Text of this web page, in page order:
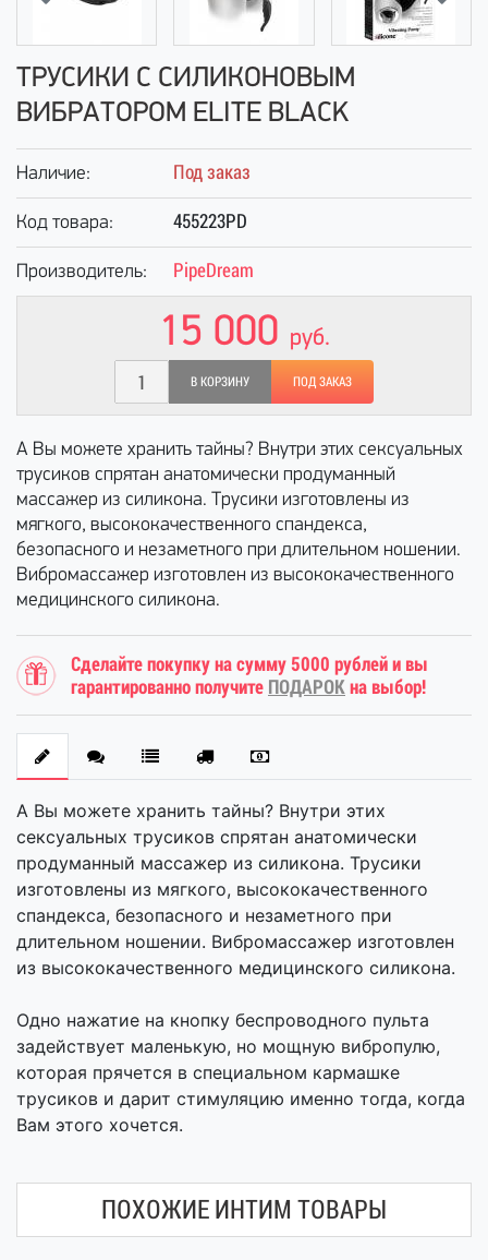
ТРУСИКИ С СИЛИКОНОВЫМ
ВИБРАТОРОМ ELITE BLACK
Наличие: Под заказ
Код товара: 455223PD
Производитель: PipeDream
15 000 руб.
В КОРЗИНУ ПОД ЗАКАЗ
А Вы можете хранить тайны? Внутри этих сексуальных
трусиков спрятан анатомически продуманный
массажер из силикона. Трусики изготовлены из
мягкого, высококачественного спандекса,
безопасного и незаметного при длительном ношении.
Вибромассажер изготовлен из высококачественного
медицинского силикона.
Сделайте покупку на сумму 5000 рублей и вы
гарантированно получите ПОДАРОК на выбор!
А Вы можете хранить тайны? Внутри этих
сексуальных трусиков спрятан анатомически
продуманный массажер из силикона. Трусики
изготовлены из мягкого, высококачественного
спандекса, безопасного и незаметного при
длительном ношении. Вибромассажер изготовлен
из высококачественного медицинского силикона.
Одно нажатие на кнопку беспроводного пульта
задействует маленькую, но мощную вибропулю,
которая прячется в специальном кармашке
трусиков и дарит стимуляцию именно тогда, когда
Вам этого хочется.
ПОХОЖИЕ ИНТИМ ТОВАРЫ